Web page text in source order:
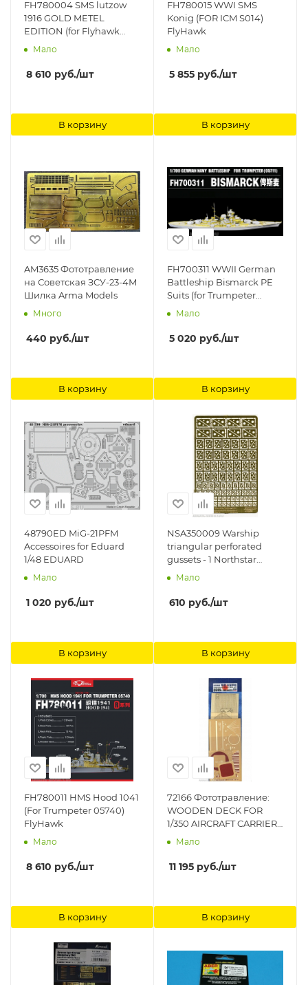
FH780004 SMS lutzow
1916 GOLD METEL
EDITION (for Flyhawk
1301) FlyHawk
Мало
8 610 руб./шт
В корзину
FH780015 WWI SMS
Konig (FOR ICM S014)
FlyHawk
Мало
5 855 руб./шт
В корзину
AM3635 Фототравление
на Советская ЗСУ-23-4М
Шилка Arma Models
Много
440 руб./шт
В корзину
FH700311 WWII German
Battleship Bismarck PE
Suits (for Trumpeter
05711) FlyHawk
Мало
5 020 руб./шт
В корзину
48790ED MiG-21PFM
Accessoires for Eduard
1/48 EDUARD
Мало
1 020 руб./шт
В корзину
NSA350009 Warship
triangular perforated
gussets - 1 Northstar
Models
Мало
610 руб./шт
В корзину
FH780011 HMS Hood 1041
(For Trumpeter 05740)
FlyHawk
Мало
8 610 руб./шт
В корзину
72166 Фототравление:
WOODEN DECK FOR
1/350 AIRCRAFT CARRIER
JUNYO Hasegawa
Мало
11 195 руб./шт
В корзину